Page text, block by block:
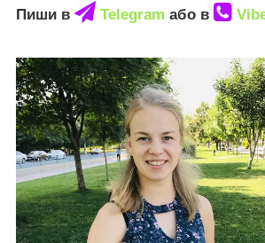
Пиши в Telegram або в